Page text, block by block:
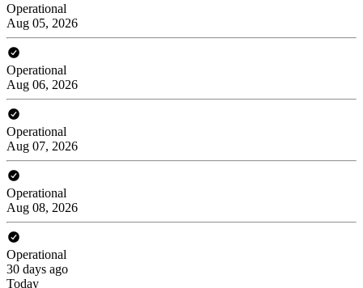
Operational
Aug 05, 2026
Operational
Aug 06, 2026
Operational
Aug 07, 2026
Operational
Aug 08, 2026
Operational
30 days ago
Today